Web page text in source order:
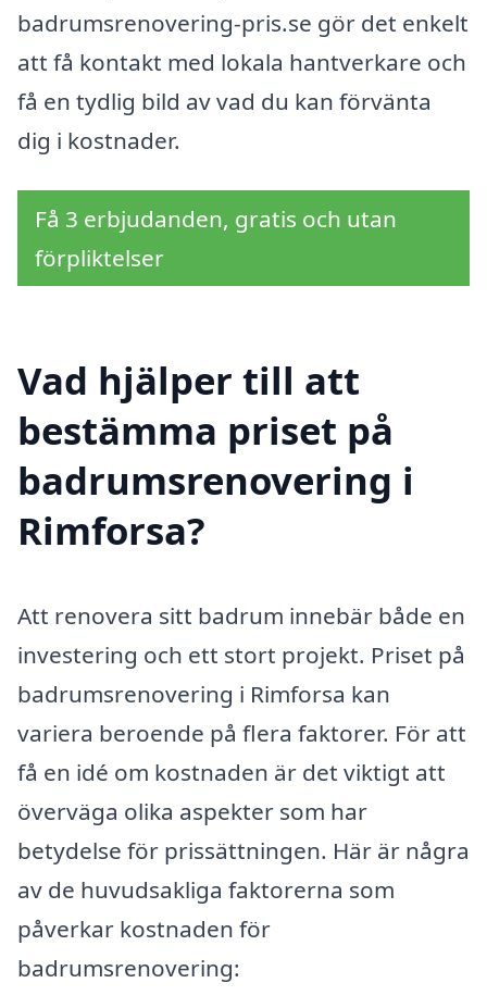
badrumsrenovering-pris.se gör det enkelt
att få kontakt med lokala hantverkare och
få en tydlig bild av vad du kan förvänta
dig i kostnader.
Få 3 erbjudanden, gratis och utan
förpliktelser
Vad hjälper till att
bestämma priset på
badrumsrenovering i
Rimforsa?
Att renovera sitt badrum innebär både en
investering och ett stort projekt. Priset på
badrumsrenovering i Rimforsa kan
variera beroende på flera faktorer. För att
få en idé om kostnaden är det viktigt att
överväga olika aspekter som har
betydelse för prissättningen. Här är några
av de huvudsakliga faktorerna som
påverkar kostnaden för
badrumsrenovering: